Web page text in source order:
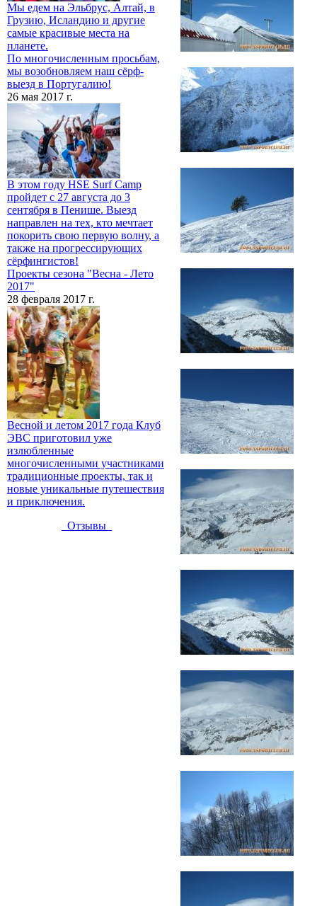
Мы едем на Эльбрус, Алтай, в
Грузию, Исландию и другие
самые красивые места на
планете.
По многочисленным просьбам,
мы возобновляем наш сёрф-
выезд в Португалию!
26 мая 2017 г.
В этом году HSE Surf Camp
пройдет с 27 августа до 3
сентября в Пенише. Выезд
направлен на тех, кто мечтает
покорить свою первую волну, а
также на прогрессирующих
сёрфингистов!
Проекты сезона "Весна - Лето
2017"
28 февраля 2017 г.
Весной и летом 2017 года Клуб
ЭВС приготовил уже
излюбленные
многочисленными участниками
традиционные проекты, так и
новые уникальные путешествия
и приключения.
Отзывы